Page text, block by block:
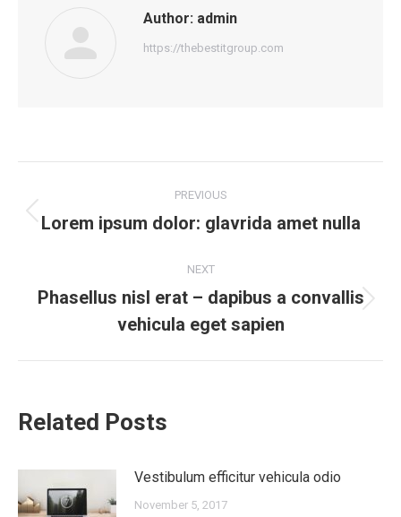
Author: admin
https://thebestitgroup.com
navigation
PREVIOUS
Previous
Lorem ipsum dolor: glavrida amet nulla
NEXT
Next
post:
Phasellus nisl erat – dapibus a convallis
vehicula eget sapien
Related Posts
Vestibulum efficitur vehicula odio
November 5, 2017